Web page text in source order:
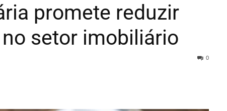
promete reduzir
setor imobiliário
0